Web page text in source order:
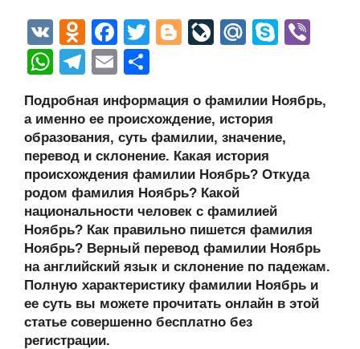
V
K
O
d
n
o
kl
a
ss
ni
ki
F
a
c
e
b
o
o
k
T
er
Bl
g
er
Li
J
o
ur
n
al
M
u
S
e
W
at
s
A
p
p
T
e
gr
a
m
E
ail р
а
в
и
ть
Подробная информация о фамилии Ноябрь,
а именно ее происхождение, история
образования, суть фамилии, значение,
перевод и склонение. Какая история
происхождения фамилии Ноябрь? Откуда
родом фамилия Ноябрь? Какой
национальности человек с фамилией
Ноябрь? Как правильно пишется фамилия
Ноябрь? Верный перевод фамилии Ноябрь
на английский язык и склонение по падежам.
Полную характеристику фамилии Ноябрь и
ее суть вы можете прочитать онлайн в этой
статье совершенно бесплатно без
регистрации.